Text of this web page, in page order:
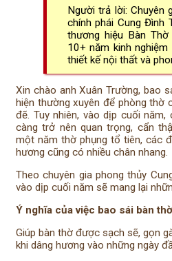
Người trả lời: Chuyên
chính phái Cung Đình
thương hiệu Bàn
10+ năm kinh
thiết kế nội thất và
Xin chào anh Xuân Trường, bao
hiện thường xuyên để phòng thờ
đẽ. Tuy nhiên, vào dịp cuối
càng trở nên quan trọng, cẩn
một năm thờ phụng tổ tiên, các
hương cũng có nhiều chân nhang.
Theo chuyên gia phong thủy
vào dịp cuối năm sẽ mang lại
Ý nghĩa của việc bao sái bàn thờ
Giúp bàn thờ được sạch sẽ, gọn
khi dâng hương vào những ngày